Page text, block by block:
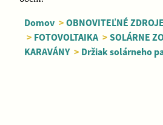
Domov > OBNOVITEĽNÉ
> FOTOVOLTAIKA > SOLÁRNE
KARAVÁNY > Držiak solárneho